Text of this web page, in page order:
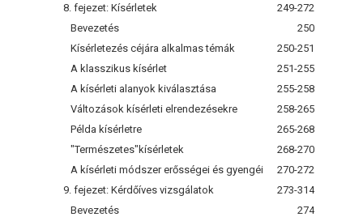
8. fejezet: Kísérletek
249-272
Bevezetés
250
Kísérletezés céjára alkalmas témák
250-251
A klasszikus kísérlet
251-255
A kísérleti alanyok kiválasztása
255-258
Változások kísérleti elrendezésekre
258-265
Példa kísérletre
265-268
"Természetes"kísérletek
268-270
A kísérleti módszer erősségei és gyengéi
270-272
9. fejezet: Kérdőíves vizsgálatok
273-314
Bevezetés
274